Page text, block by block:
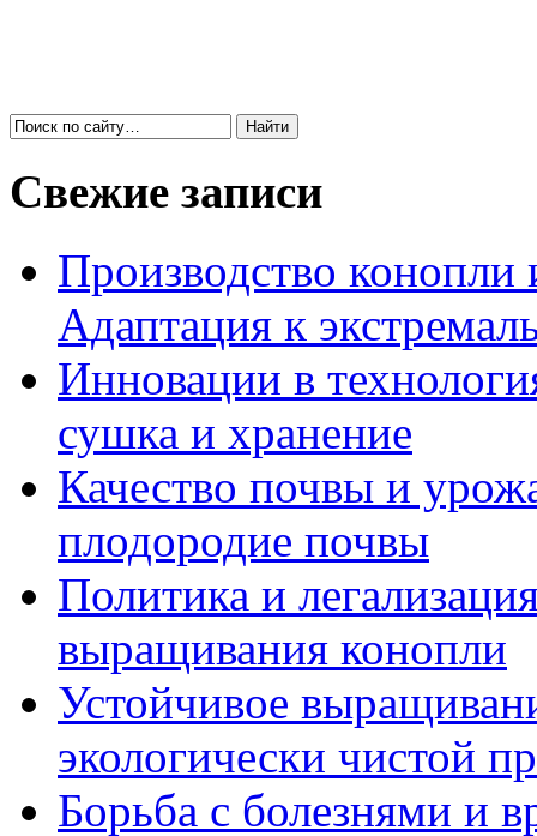
Свежие записи
Производство конопли
Адаптация к
Инновации в
сушка и хранение
Качество почвы и
плодородие почвы
Политика и
выращивания конопли
Устойчивое
экологически чистой
Борьба с болезнями и